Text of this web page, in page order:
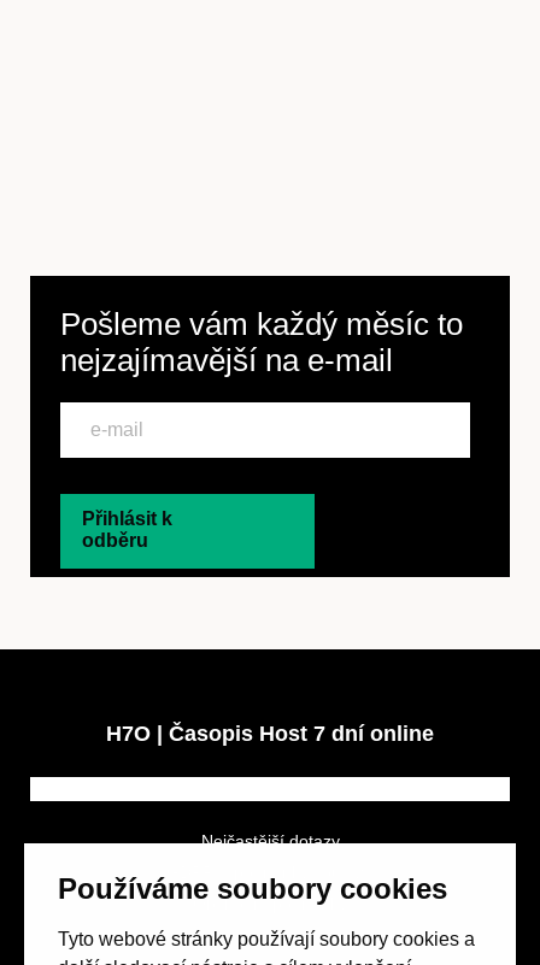
Používáme soubory cookies
Tyto webové stránky používají soubory cookies a
Pošleme vám každý měsíc to
nejzajímavější na e-mail
Přihlásit k
odběru
H7O | Časopis Host 7 dní online
Nejčastější dotazy
Obchodní podmínky